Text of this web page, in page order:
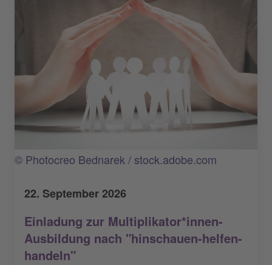
© Photocreo Bednarek / stock.adobe.com
22. September 2026
Einladung zur Multiplikator*innen-
Ausbildung nach "hinschauen-helfen-
handeln"